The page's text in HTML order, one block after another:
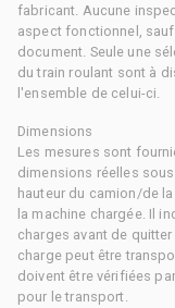
fabricant. Aucune
aspect fonctionnel,
document. Seule une
du train roulant sont à
l'ensemble de celui-ci.
Dimensions
Les mesures sont
dimensions réelles
hauteur du camion/de
la machine chargée. Il
charges avant de
charge peut être
doivent être vérifiées
pour le transport.